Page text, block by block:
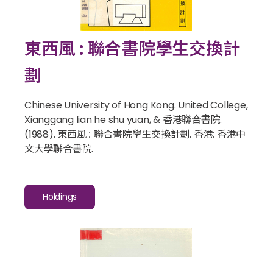
東西風 : 聯合書院學生交換計
劃
Chinese University of Hong Kong. United College,
Xianggang lian he shu yuan, & 香港聯合書院.
(1988). 東西風 : 聯合書院學生交換計劃. 香港: 香港中
文大學聯合書院.
Holdings